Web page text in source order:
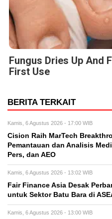
Fungus Dries Up And
First Use
BERITA TERKAIT
Kamis, 6 Agustus 2026 - 17:00 WIB
Cision Raih MarTech
Pemantauan dan Analisis
Pers, dan AEO
Kamis, 6 Agustus 2026 - 13:02 WIB
Fair Finance Asia Desak
untuk Sektor Batu Bara di
Kamis, 6 Agustus 2026 - 13:00 WIB